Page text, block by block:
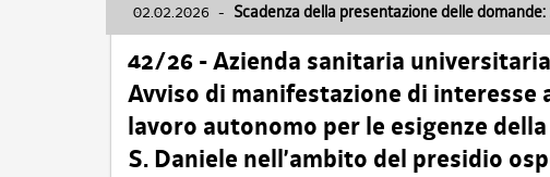
02.02.2026 - Scadenza della presentazione delle
42/26 - Azienda sanitaria
Avviso di manifestazione di
lavoro autonomo per le esigenze
S. Daniele nell’ambito del presidio